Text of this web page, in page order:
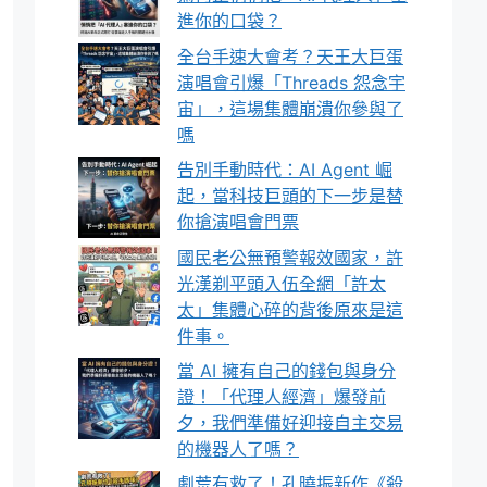
進你的口袋？
全台手速大會考？天王大巨蛋
演唱會引爆「Threads 怨念宇
宙」，這場集體崩潰你參與了
嗎
告別手動時代：AI Agent 崛
起，當科技巨頭的下一步是替
你搶演唱會門票
國民老公無預警報效國家，許
光漢剃平頭入伍全網「許太
太」集體心碎的背後原來是這
件事。
當 AI 擁有自己的錢包與身分
證！「代理人經濟」爆發前
夕，我們準備好迎接自主交易
的機器人了嗎？